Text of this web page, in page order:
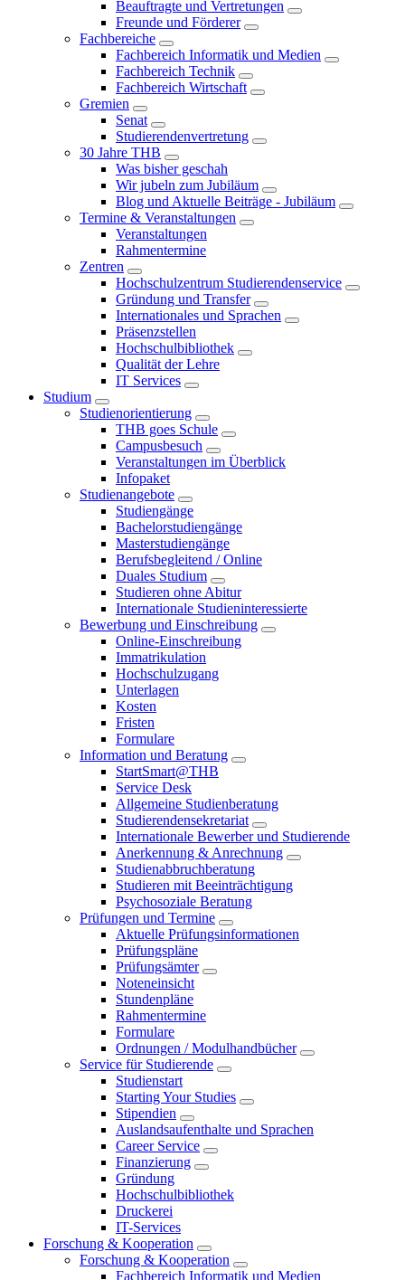
Beauftragte und Vertretungen
Freunde und Förderer
Fachbereiche
Fachbereich Informatik und Medien
Fachbereich Technik
Fachbereich Wirtschaft
Gremien
Senat
Studierendenvertretung
30 Jahre THB
Was bisher geschah
Wir jubeln zum Jubiläum
Blog und Aktuelle Beiträge - Jubiläum
Termine & Veranstaltungen
Veranstaltungen
Rahmentermine
Zentren
Hochschulzentrum Studierendenservice
Gründung und Transfer
Internationales und Sprachen
Präsenzstellen
Hochschulbibliothek
Qualität der Lehre
IT Services
Studium
Studienorientierung
THB goes Schule
Campusbesuch
Veranstaltungen im Überblick
Infopaket
Studienangebote
Studiengänge
Bachelorstudiengänge
Masterstudiengänge
Berufsbegleitend / Online
Duales Studium
Studieren ohne Abitur
Internationale Studieninteressierte
Bewerbung und Einschreibung
Online-Einschreibung
Immatrikulation
Hochschulzugang
Unterlagen
Kosten
Fristen
Formulare
Information und Beratung
StartSmart@THB
Service Desk
Allgemeine Studienberatung
Studierendensekretariat
Internationale Bewerber und Studierende
Anerkennung & Anrechnung
Studienabbruchberatung
Studieren mit Beeinträchtigung
Psychosoziale Beratung
Prüfungen und Termine
Aktuelle Prüfungsinformationen
Prüfungspläne
Prüfungsämter
Noteneinsicht
Stundenpläne
Rahmentermine
Formulare
Ordnungen / Modulhandbücher
Service für Studierende
Studienstart
Starting Your Studies
Stipendien
Auslandsaufenthalte und Sprachen
Career Service
Finanzierung
Gründung
Hochschulbibliothek
Druckerei
IT-Services
Forschung & Kooperation
Forschung & Kooperation
Fachbereich Informatik und Medien